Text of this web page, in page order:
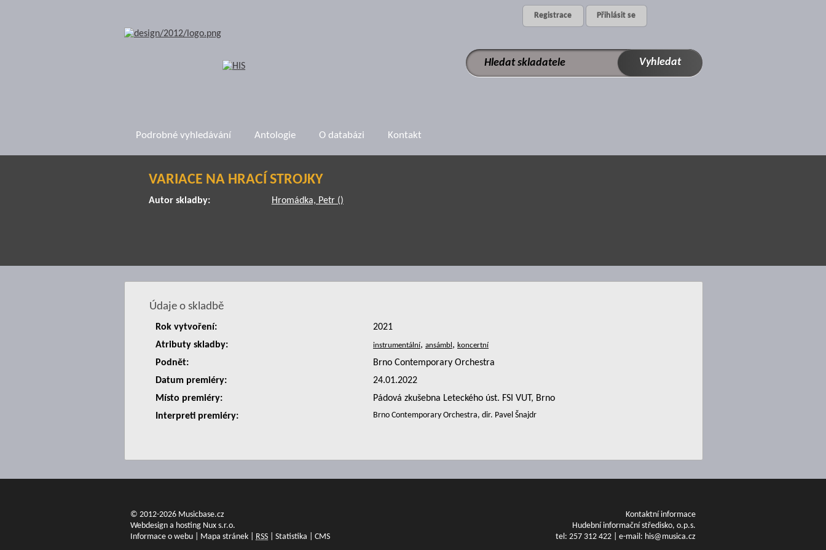
Registrace Přihlásit se
Podrobné vyhledávání Antologie O databázi Kontakt
VARIACE NA HRACÍ STROJKY
Autor skladby: Hromádka, Petr ()
Údaje o skladbě
Rok vytvoření:
2021
Atributy skladby:
,
,
Podnět:
Brno Contemporary Orchestra
Datum premiéry:
24.01.2022
Místo premiéry:
Pádová zkušebna Leteckého úst. FSI VUT, Brno
Interpreti premiéry:
Brno Contemporary Orchestra, dir. Pavel Šnajdr
© 2012-2026 Musicbase.cz
Webdesign a hosting Nux s.r.o.
Informace o webu
Mapa stránek RSS Statistika CMS
Kontaktní informace
Hudební informační středisko, o.p.s.
tel: 257 312 422 | e-mail: his@musica.cz